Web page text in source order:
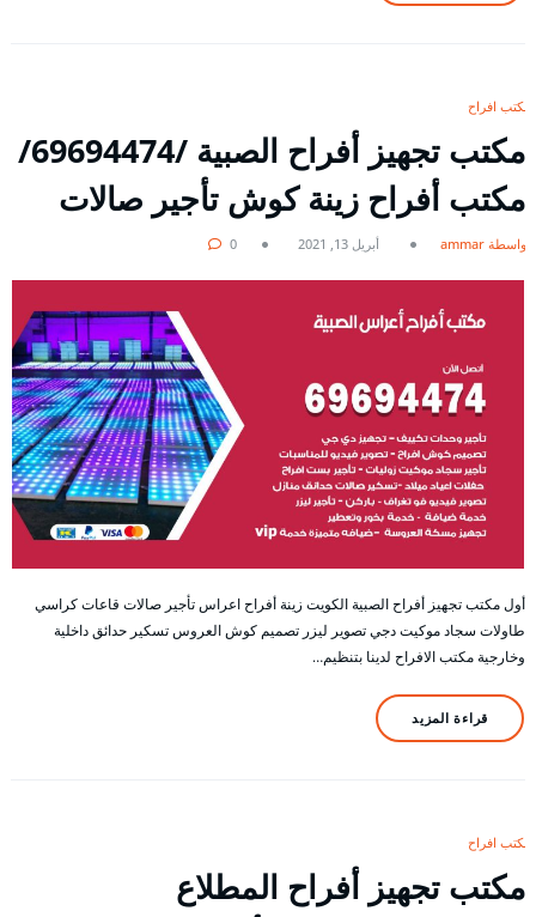
مكتب افراح
مكتب تجهيز أفراح الصبية /69694474/
مكتب أفراح زينة كوش تأجير صالات
بواسطة ammar أبريل 13, 2021 0
أول مكتب تجهيز أفراح الصبية الكويت زينة أفراح اعراس تأجير صالات قاعات كراسي
طاولات سجاد موكيت دجي تصوير ليزر تصميم كوش العروس تسكير حدائق داخلية
وخارجية مكتب الافراح لدينا بتنظيم…
قراءة المزيد
مكتب افراح
مكتب تجهيز أفراح المطلاع